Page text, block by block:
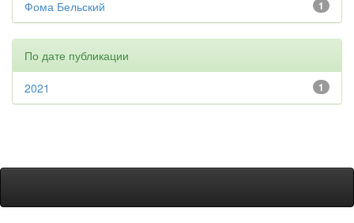
1
Фома Бельский
По дате публикации
1
2021